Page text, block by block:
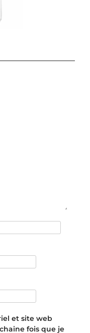
et site web
fois que je